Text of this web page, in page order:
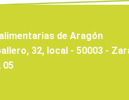
de Aragón
32, local - 50003 -
05